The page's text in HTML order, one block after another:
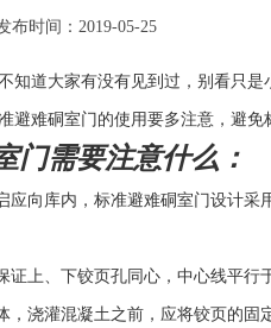
布时间：2019-05-25
知道大家有没有见到过，别看只
避难硐室门的使用要多注意，避免
门需要注意什么：
应向库内，标准避难硐室门设计
证上、下铰页孔同心，中心线平行
，浇灌混凝土之前，应将铰页的固